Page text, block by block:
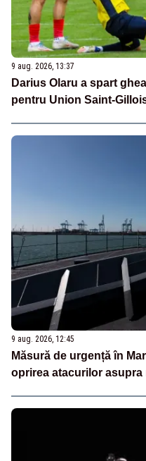
9 aug. 2026, 13:37
Darius Olaru a spart
pentru Union Saint-
9 aug. 2026, 12:45
Măsură de urgență în
oprirea atacurilor asupra